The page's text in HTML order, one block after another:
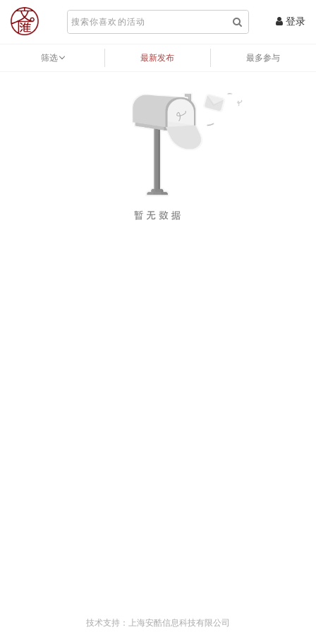
登录
筛选 最新发布 最多参与
技术支持：上海安酷信息科技有限公司